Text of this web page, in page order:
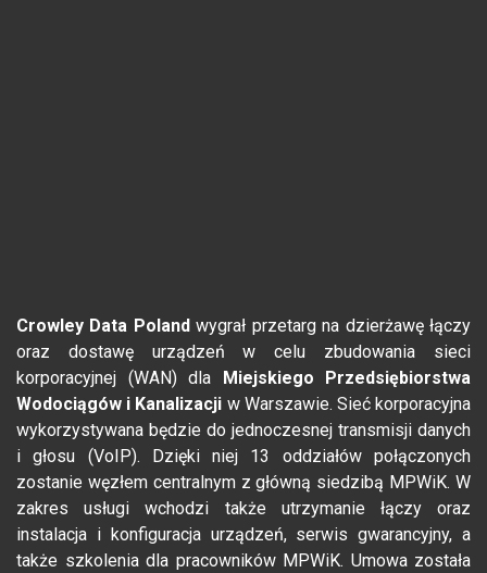
Crowley Data Poland wygrał przetarg na dzierżawę łączy
oraz dostawę urządzeń w celu zbudowania sieci
korporacyjnej (WAN) dla
Miejskiego Przedsiębiorstwa
Wodociągów i Kanalizacji w Warszawie. Sieć korporacyjna
wykorzystywana będzie do jednoczesnej transmisji danych
i głosu (VoIP). Dzięki niej 13 oddziałów połączonych
zostanie węzłem centralnym z główną siedzibą MPWiK. W
zakres usługi wchodzi także utrzymanie łączy oraz
instalacja i konfiguracja urządzeń, serwis gwarancyjny, a
także szkolenia dla pracowników MPWiK. Umowa została